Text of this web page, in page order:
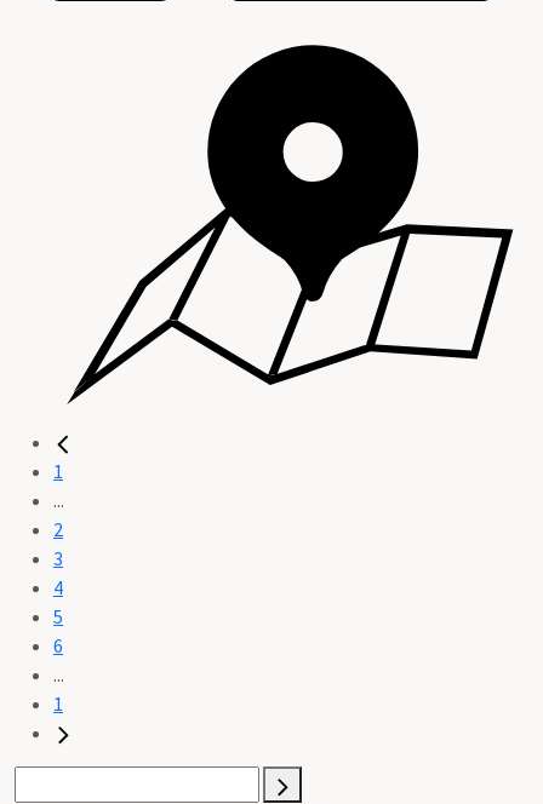
1
...
2
3
4
5
6
...
1